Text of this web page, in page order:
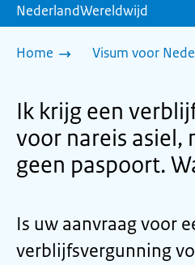
NederlandWereldwijd
Home Visum voor
Ik krijg een
voor nareis asiel,
geen paspoort.
Is uw aanvraag voor
verblijfsvergunning